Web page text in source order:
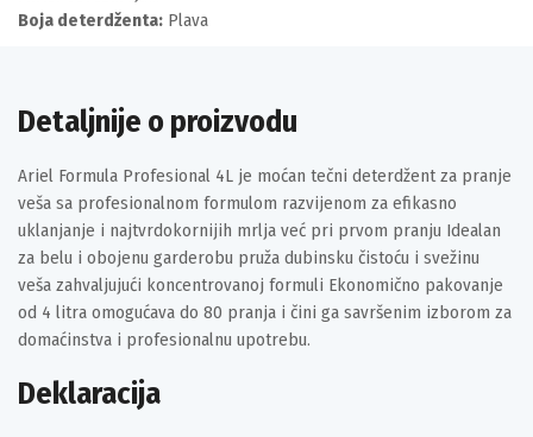
Boja deterdženta: Plava
Detaljnije o proizvodu
Ariel Formula Profesional 4L je moćan tečni deterdžent za pranje
veša sa profesionalnom formulom razvijenom za efikasno
uklanjanje i najtvrdokornijih mrlja već pri prvom pranju Idealan
za belu i obojenu garderobu pruža dubinsku čistoću i svežinu
veša zahvaljujući koncentrovanoj formuli Ekonomično pakovanje
od 4 litra omogućava do 80 pranja i čini ga savršenim izborom za
domaćinstva i profesionalnu upotrebu.
Deklaracija